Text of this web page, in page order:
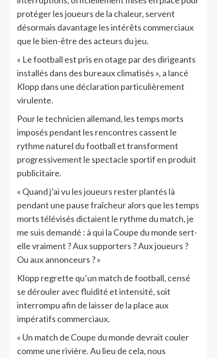
protéger les joueurs de la chaleur, servent
désormais davantage les intérêts commerciaux
que le bien-être des acteurs du jeu.
« Le football est pris en otage par des dirigeants
installés dans des bureaux climatisés », a lancé
Klopp dans une déclaration particulièrement
virulente.
Pour le technicien allemand, les temps morts
imposés pendant les rencontres cassent le
rythme naturel du football et transforment
progressivement le spectacle sportif en produit
publicitaire.
« Quand j’ai vu les joueurs rester plantés là
pendant une pause fraîcheur alors que les temps
morts télévisés dictaient le rythme du match, je
me suis demandé : à qui la Coupe du monde sert-
elle vraiment ? Aux supporters ? Aux joueurs ?
Ou aux annonceurs ? »
Klopp regrette qu’un match de football, censé
se dérouler avec fluidité et intensité, soit
interrompu afin de laisser de la place aux
impératifs commerciaux.
« Un match de Coupe du monde devrait couler
comme une rivière. Au lieu de cela, nous